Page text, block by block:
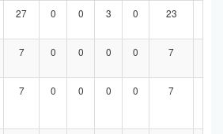
27 0 0 3 0 23
7 0 0 0 0 7
7 0 0 0 0 7